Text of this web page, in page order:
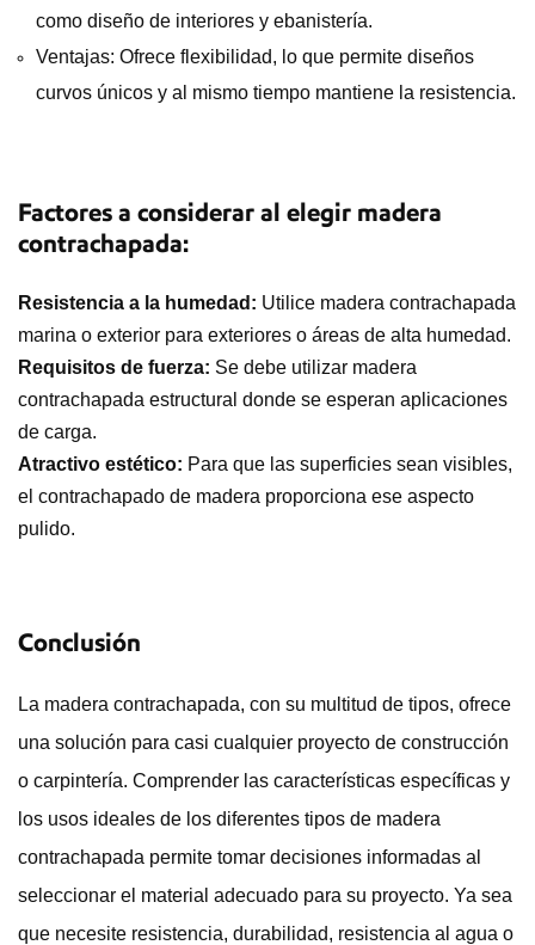
como diseño de interiores y ebanistería.
Ventajas: Ofrece flexibilidad, lo que permite diseños
curvos únicos y al mismo tiempo mantiene la resistencia.
Factores a considerar al elegir madera
contrachapada:
Resistencia a la humedad: Utilice madera contrachapada
marina o exterior para exteriores o áreas de alta humedad.
Requisitos de fuerza: Se debe utilizar madera
contrachapada estructural donde se esperan aplicaciones
de carga.
Atractivo estético: Para que las superficies sean visibles,
el contrachapado de madera proporciona ese aspecto
pulido.
Conclusión
La madera contrachapada, con su multitud de tipos, ofrece
una solución para casi cualquier proyecto de construcción
o carpintería. Comprender las características específicas y
los usos ideales de los diferentes tipos de madera
contrachapada permite tomar decisiones informadas al
seleccionar el material adecuado para su proyecto. Ya sea
que necesite resistencia, durabilidad, resistencia al agua o